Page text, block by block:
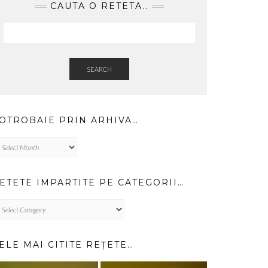
CAUTA O RETETA..
SEARCH
PRIN ARHIVA…
IMPARTITE PE CATEGORII…
MAI CITITE REȚETE…